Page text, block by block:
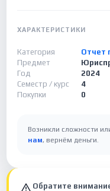
ХАРАКТЕРИСТИКИ
Категория
Отчет
Предмет
Год
2024
Семестр / курс
4
Покупки
0
Возникли сложности
нам, вернём деньги.
Обратите